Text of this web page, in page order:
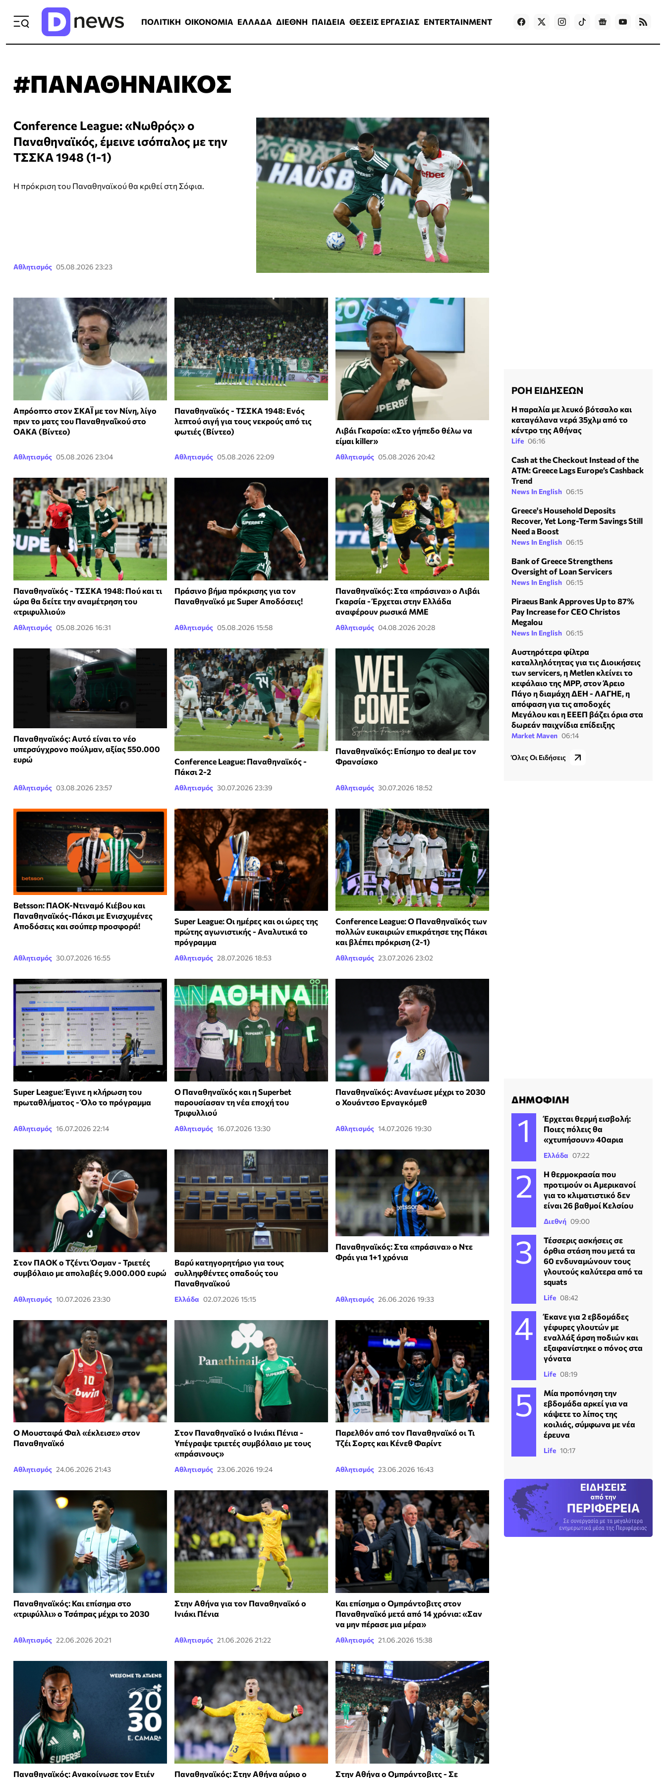
ΠΟΛΙΤΙΚΗ ΟΙΚΟΝΟΜΙΑ ΕΛΛΑΔΑ ΔΙΕΘΝΗ ΠΑΙΔΕΙΑ ΘΕΣΕΙΣ ΕΡΓΑΣΙΑΣ ENTERTAINMENT Games
#ΠΑΝΑΘΗΝΑΙΚΟΣ
Conference League: «Νωθρός» ο
Παναθηναϊκός, έμεινε ισόπαλος με την
ΤΣΣΚΑ 1948 (1-1)
Η πρόκριση του Παναθηναϊκού θα κριθεί στη Σόφια.
Αθλητισμός 05.08.2026 23:23
Απρόοπτο στον ΣΚΑΪ με τον Νίνη, λίγο
πριν το ματς του Παναθηναΐκού στο
ΟΑΚΑ (Βίντεο)
Αθλητισμός 05.08.2026 23:04
Παναθηναϊκός - ΤΣΣΚΑ 1948: Ενός
λεπτού σιγή για τους νεκρούς από τις
φωτιές (Βίντεο)
Αθλητισμός 05.08.2026 22:09
Λιβάι Γκαρσία: «Στο γήπεδο θέλω να
είμαι killer»
Αθλητισμός 05.08.2026 20:42
Παναθηναϊκός - ΤΣΣΚΑ 1948: Πού και τι
ώρα θα δείτε την αναμέτρηση του
«τριφυλλιού»
Αθλητισμός 05.08.2026 16:31
Πράσινο βήμα πρόκρισης για τον
Παναθηναϊκό με Super Αποδόσεις!
Αθλητισμός 05.08.2026 15:58
Παναθηναϊκός: Στα «πράσινα» ο Λιβάι
Γκαρσία - Έρχεται στην Ελλάδα
αναφέρουν ρωσικά ΜΜΕ
Αθλητισμός 04.08.2026 20:28
Παναθηναϊκός: Αυτό είναι το νέο
υπερσύγχρονο πούλμαν, αξίας 550.000
ευρώ
Αθλητισμός 03.08.2026 23:57
Conference League: Παναθηναϊκός -
Πάκσι 2-2
Αθλητισμός 30.07.2026 23:39
Παναθηναϊκός: Επίσημο το deal με τον
Φρανσίσκο
Αθλητισμός 30.07.2026 18:52
Betsson: ΠΑΟΚ-Ντιναμό Κιέβου και
Παναθηναϊκός-Πάκσι με Ενισχυμένες
Αποδόσεις και σούπερ προσφορά!
Αθλητισμός 30.07.2026 16:55
Super League: Οι ημέρες και οι ώρες της
πρώτης αγωνιστικής - Αναλυτικά το
πρόγραμμα
Αθλητισμός 28.07.2026 18:53
Conference League: Ο Παναθηναϊκός των
πολλών ευκαιριών επικράτησε της Πάκσι
και βλέπει πρόκριση (2-1)
Αθλητισμός 23.07.2026 23:02
Super League: Έγινε η κλήρωση του
πρωταθλήματος - Όλο το πρόγραμμα
Αθλητισμός 16.07.2026 22:14
Ο Παναθηναϊκός και η Superbet
παρουσίασαν τη νέα εποχή του
Τριφυλλιού
Αθλητισμός 16.07.2026 13:30
Παναθηναϊκός: Ανανέωσε μέχρι το 2030
ο Χουάντσο Ερναγκόμεθ
Αθλητισμός 14.07.2026 19:30
Στον ΠΑΟΚ ο Τζέντι Όσμαν - Τριετές
συμβόλαιο με απολαβές 9.000.000 ευρώ
Αθλητισμός 10.07.2026 23:30
Βαρύ κατηγορητήριο για τους
συλληφθέντες οπαδούς του
Παναθηναϊκού
Ελλάδα 02.07.2026 15:15
Παναθηναϊκός: Στα «πράσινα» ο Ντε
Φράι για 1+1 χρόνια
Αθλητισμός 26.06.2026 19:33
Ο Μουσταφά Φαλ «έκλεισε» στον
Παναθηναϊκό
Αθλητισμός 24.06.2026 21:43
Στον Παναθηναϊκό ο Ινιάκι Πένια -
Υπέγραψε τριετές συμβόλαιο με τους
«πράσινους»
Αθλητισμός 23.06.2026 19:24
Παρελθόν από τον Παναθηναϊκό οι Τι
Τζέι Σορτς και Κένεθ Φαρίντ
Αθλητισμός 23.06.2026 16:43
Παναθηναϊκός: Και επίσημα στο
«τριφύλλι» ο Τσάπρας μέχρι το 2030
Αθλητισμός 22.06.2026 20:21
Στην Αθήνα για τον Παναθηναϊκό ο
Ινιάκι Πένια
Αθλητισμός 21.06.2026 21:22
Και επίσημα ο Ομπράντοβιτς στον
Παναθηναϊκό μετά από 14 χρόνια: «Σαν
να μην πέρασε μια μέρα»
Αθλητισμός 21.06.2026 15:38
Παναθηναϊκός: Ανακοίνωσε τον Ετιέν Παναθηναϊκός: Στην Αθήνα αύριο ο Στην Αθήνα ο Ομπράντοβιτς - Σε
ΡΟΗ ΕΙΔΗΣΕΩΝ
Η παραλία με λευκό βότσαλο και
καταγάλανα νερά 35χλμ από το
κέντρο της Αθήνας
Life 06:16
Cash at the Checkout Instead of the
ATM: Greece Lags Europe’s Cashback
Trend
News In English 06:15
Greece's Household Deposits
Recover, Yet Long-Term Savings Still
Need a Boost
News In English 06:15
Bank of Greece Strengthens
Oversight of Loan Servicers
News In English 06:15
Piraeus Bank Approves Up to 87%
Pay Increase for CEO Christos
Megalou
News In English 06:15
Αυστηρότερα φίλτρα
καταλληλότητας για τις Διοικήσεις
των servicers, η Metlen κλείνει το
κεφάλαιο της MPP, στον Άρειο
Πάγο η διαμάχη ΔΕΗ - ΛΑΓΗΕ, η
απόφαση για τις αποδοχές
Μεγάλου και η ΕΕΕΠ βάζει όρια στα
δωρεάν παιχνίδια επίδειξης
Market Maven 06:14
Όλες Οι Ειδήσεις
ΔΗΜΟΦΙΛΗ
Έρχεται θερμή εισβολή:
Ποιες πόλεις θα
«χτυπήσουν» 40αρια
Ελλάδα 07:22
Η θερμοκρασία που
προτιμούν οι Αμερικανοί
για το κλιματιστικό δεν
είναι 26 βαθμοί Κελσίου
Διεθνή 09:00
Τέσσερις ασκήσεις σε
όρθια στάση που μετά τα
60 ενδυναμώνουν τους
γλουτούς καλύτερα από τα
squats
Life 08:42
Έκανε για 2 εβδομάδες
γέφυρες γλουτών με
εναλλάξ άρση ποδιών και
εξαφανίστηκε ο πόνος στα
γόνατα
Life 08:19
Μία προπόνηση την
εβδομάδα αρκεί για να
κάψετε το λίπος της
κοιλιάς, σύμφωνα με νέα
έρευνα
Life 10:17